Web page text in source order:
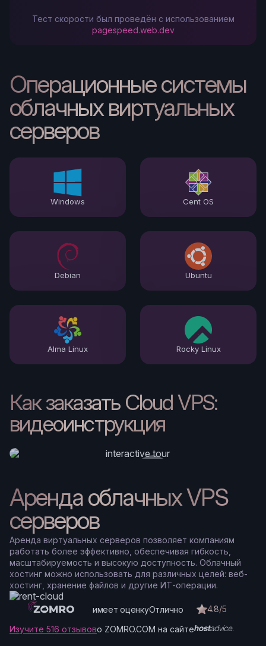
Тест скорости был проведён с использованием
pagespeed.web.dev
Операционные системы
облачных виртуальных
серверов
Windows Cent OS
Debian Ubuntu
Alma Linux Rocky Linux
Как заказать Cloud VPS:
видеоинструкция
Аренда облачных VPS
серверов
Аренда виртуальных серверов позволяет компаниям
работать более эффективно, обеспечивая гибкость,
масштабируемость и высокую доступность. Облачный
хостинг можно использовать для различных целей: веб-
хостинг, хранение файлов и другие ИТ-операции.
имеет оценкуОтлично 4.8/5
Изучите 516 отзывово ZOMRO.COM на сайте